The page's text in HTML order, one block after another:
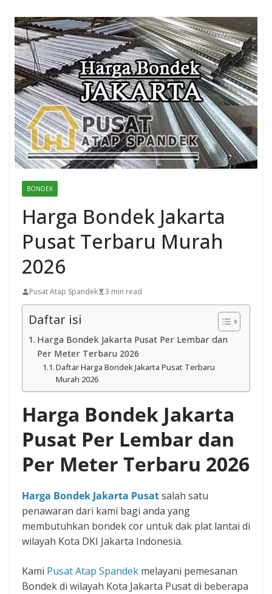
BONDEK
Harga Bondek Jakarta
Pusat Terbaru Murah
2026
Pusat Atap Spandek 3 min read
Daftar isi
Harga Bondek Jakarta Pusat Per Lembar dan
Per Meter Terbaru 2026
Daftar Harga Bondek Jakarta Pusat Terbaru
Murah 2026
Harga Bondek Jakarta
Pusat Per Lembar dan
Per Meter Terbaru 2026
Harga Bondek Jakarta Pusatsalah satu
penawaran dari kami bagi anda yang
membutuhkan bondek cor untuk dak plat lantai di
wilayah Kota DKI Jakarta Indonesia.
Kami Pusat Atap Spandek melayani pemesanan
Bondek di wilayah Kota Jakarta Pusat di beberapa